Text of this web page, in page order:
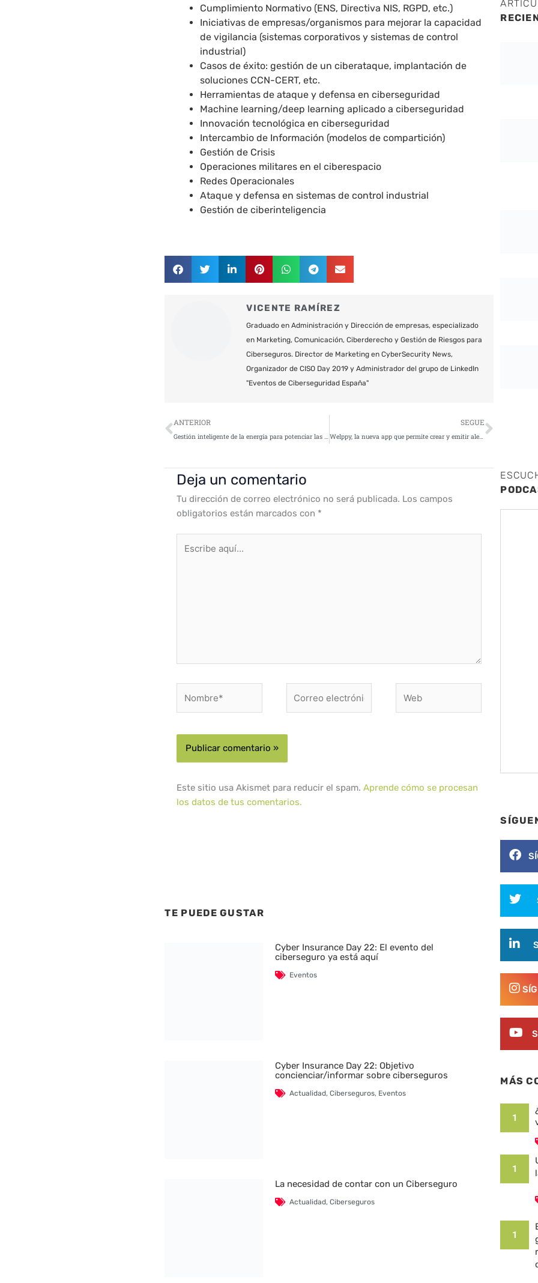
Cumplimiento Normativo (ENS, Directiva NIS, RGPD, etc.)
Iniciativas de empresas/organismos para mejorar la capacidad
de vigilancia (sistemas corporativos y sistemas de control
industrial)
Casos de éxito: gestión de un ciberataque, implantación de
soluciones CCN-CERT, etc.
Herramientas de ataque y defensa en ciberseguridad
Machine learning/deep learning aplicado a ciberseguridad
Innovación tecnológica en ciberseguridad
Intercambio de Información (modelos de compartición)
Gestión de Crisis
Operaciones militares en el ciberespacio
Redes Operacionales
Ataque y defensa en sistemas de control industrial
Gestión de ciberinteligencia
VICENTE RAMÍREZ
Graduado en Administración y Dirección de empresas, especializado
en Marketing, Comunicación, Ciberderecho y Gestión de Riesgos para
Ciberseguros. Director de Marketing en CyberSecurity News,
Organizador de CISO Day 2019 y Administrador del grupo de LinkedIn
"Eventos de Ciberseguridad España"
Ant
ANTERIOR
Gestión inteligente de la energía para potenciar las nuevas infraestructuras en el Data Center
SEGUE
Welppy, la nueva app que permite crear y emitir alertas de emergencia en tu zona
Deja un comentario
Tu dirección de correo electrónico no será publicada. Los campos
obligatorios están marcados con *
aquí...
electrónico*
Este sitio usa Akismet para reducir el spam.Aprende cómo se procesan
los datos de tus comentarios.
TE PUEDE GUSTAR
Cyber Insurance Day 22: El evento del
ciberseguro ya está aquí
Eventos
Cyber Insurance Day 22: Objetivo
concienciar/informar sobre ciberseguros
Actualidad, Ciberseguros, Eventos
La necesidad de contar con un Ciberseguro
Actualidad, Ciberseguros
MÁS
1
1
1